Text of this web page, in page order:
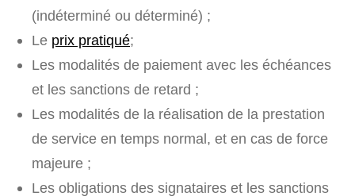
(indéterminé ou déterminé) ;
Le prix pratiqué;
Les modalités de paiement avec les échéances
et les sanctions de retard ;
Les modalités de la réalisation de la prestation
de service en temps normal, et en cas de force
majeure ;
Les obligations des signataires et les sanctions